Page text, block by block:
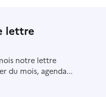
lettre
notre lettre
du mois, agenda...